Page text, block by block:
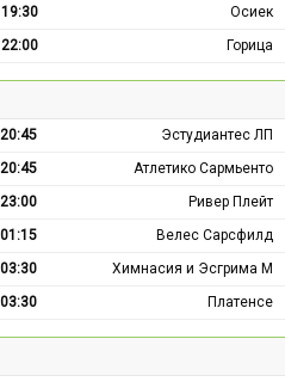
19:30
Осиек
22:00 Горица
20:45
Эстудиантес ЛП
20:45
Атлетико Сармьенто
23:00
Ривер Плейт
01:15
Велес Сарсфилд
03:30
Химнасия и Эсгрима М
03:30 Платенсе